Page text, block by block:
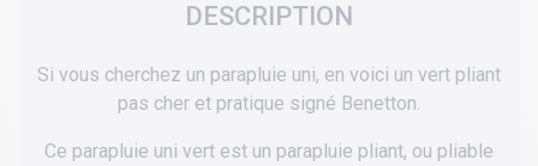
DESCRIPTION
Si vous cherchez un parapluie uni, en voici un vert pliant
pas cher et pratique signé Benetton.
Ce parapluie uni vert est un parapluie pliant, ou pliable